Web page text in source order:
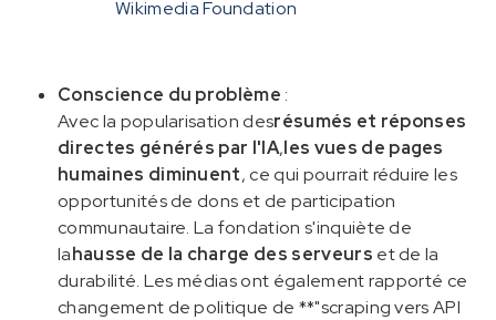
Wikimedia Foundation
Conscience du problème :
Avec la popularisation desrésumés et réponses
directes générés par l'IA,les vues de pages
humaines diminuent, ce qui pourrait réduire les
opportunités de dons et de participation
communautaire. La fondation s'inquiète de
lahausse de la charge des serveurs et de la
durabilité. Les médias ont également rapporté ce
changement de politique de **"scraping vers API